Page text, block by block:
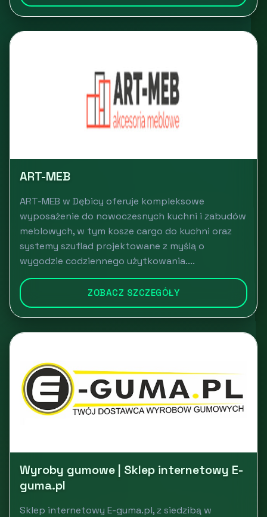
ART-MEB
ART-MEB w Dębicy oferuje kompleksowe
wyposażenie do nowoczesnych kuchni i zabudów
meblowych, w tym kosze cargo do kuchni oraz
systemy szuflad projektowane z myślą o
wygodzie codziennego użytkowania....
ZOBACZ SZCZEGÓŁY
Wyroby gumowe | Sklep internetowy E-
guma.pl
Sklep internetowy E-guma.pl, z siedzibą w